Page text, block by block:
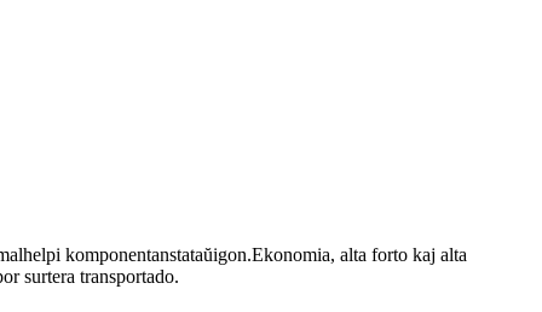
komponentanstataŭigon.Ekonomia, alta forto kaj alta
surtera transportado.